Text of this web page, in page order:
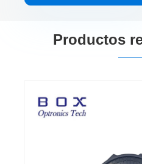
Productos